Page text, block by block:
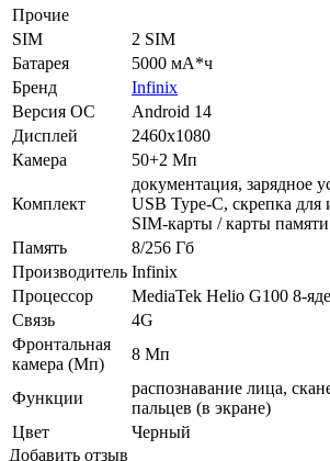
Прочие
SIM
2 SIM
Батарея
5000 мА*ч
Бренд
Infinix
Версия ОС
Android 14
Дисплей
2460x1080
Камера
50+2 Мп
Комплект
документация, зарядное
USB Type-C, скрепка для
SIM-карты / карты памяти
Память
8/256 Гб
Производитель Infinix
Процессор
MediaTek Helio G100 8-
Связь
4G
Фронтальная
камера (Мп)
8 Мп
Функции
распознавание лица,
пальцев (в экране)
Цвет
Черный
Добавить отзыв